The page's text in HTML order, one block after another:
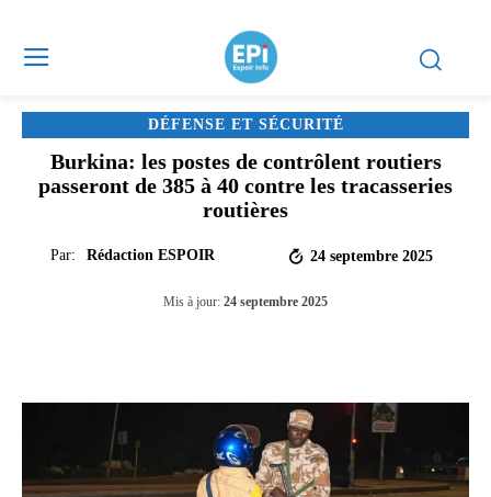
DÉFENSE ET SÉCURITÉ
Burkina: les postes de contrôlent routiers
passeront de 385 à 40 contre les tracasseries
routières
Par: Rédaction ESPOIR 24 septembre 2025
Mis à jour: 24 septembre 2025